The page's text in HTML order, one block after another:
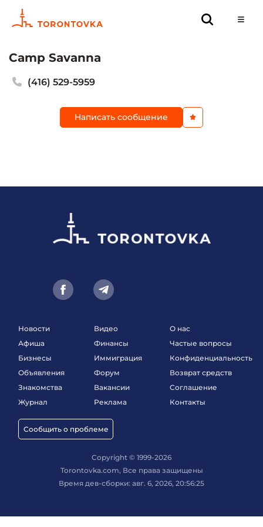
Camp Savanna
(416) 529-5959
Написать сообщение
Новости
Афиша
Бизнесы
Объявления
Знакомства
Журнал
Сообщить о проблеме
Видео
Финансы
Иммиграция
Форум
Вакансии
Реклама
О нас
Частые вопросы
Конфиденциальность
Возврат средств
Соглашение
Контакты
Copyright © 1999-2026
Torontovka.com, Все права защищены
Время дев-сборки: авг. 6, 2026, 20:56:25